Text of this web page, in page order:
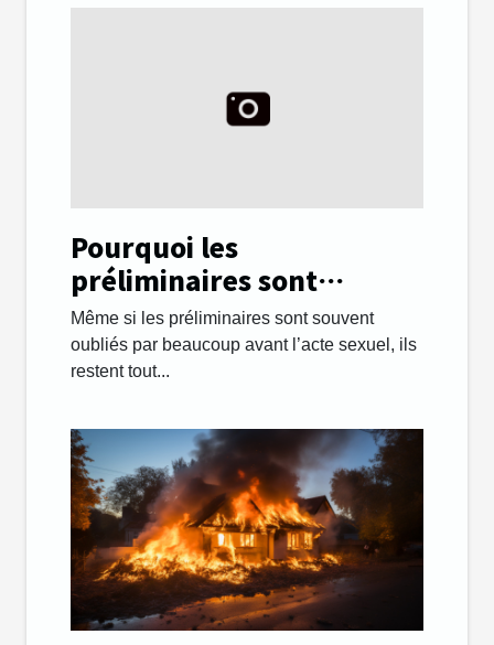
Pourquoi les
préliminaires sont
importants lors des
rapports sexuels ?
Même si les préliminaires sont souvent
oubliés par beaucoup avant l’acte sexuel, ils
restent tout...